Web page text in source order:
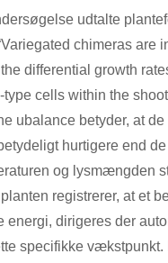
udtalte
chimeras are
differential growth
cells within the
ubalance betyder, at
hurtigere end
og lysmængden
registrerer, at et
energi, dirigeres der
specifikke vækstpunkt.